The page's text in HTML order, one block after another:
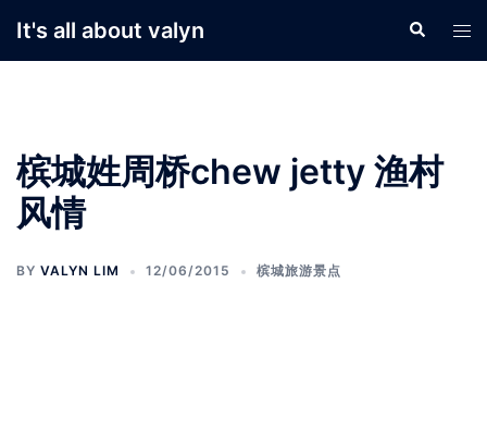
It's all about valyn Search
槟城姓周桥chew jetty 渔村
风情
BY VALYN LIM 12/06/2015 槟城旅游景点